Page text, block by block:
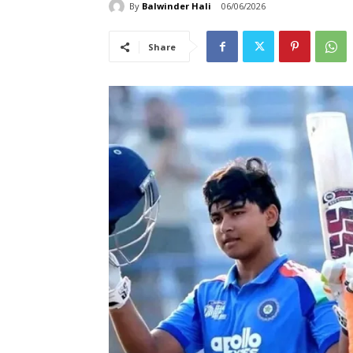
By Balwinder Hali 06/06/2026
Share